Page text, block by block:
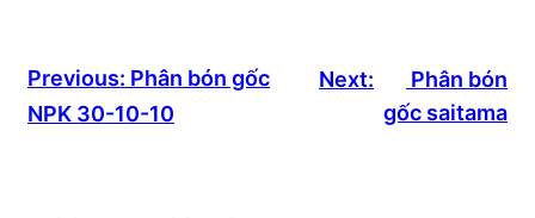
Previous: Phân bón gốc
NPK 30-10-10
Next:
Phân bón
gốc saitama